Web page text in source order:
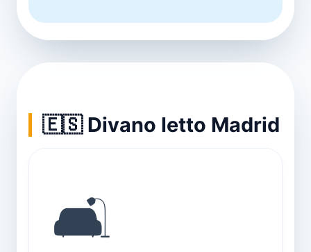
🇪🇸 Divano letto Madrid
🛋️